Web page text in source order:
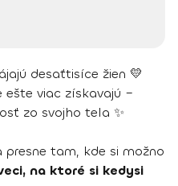
desaťtisíce žien 💛
ešte viac získavajú –
zo svojho tela ✨
presne tam, kde si možno
na ktoré si kedysi